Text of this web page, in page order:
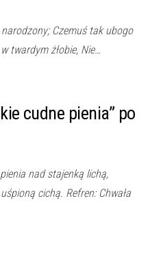
Czemuś tak ubogo
twardym żłobie, Nie…
cudne pienia” po
nad stajenką lichą,
cichą. Refren: Chwała